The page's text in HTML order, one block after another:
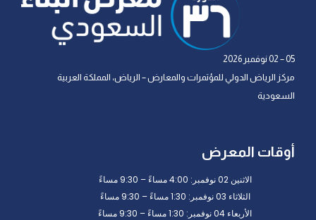
05 – 02 نوفمبر 2026
مركز الرياض الدولي للمؤتمرات والمعارض – الرياض، المملكة العربية
السعودية
أوقات المعرض
الاثنين 02 نوفمبر: 4:00 مساءً – 9:30 مساءً
الثلاثاء 03 نوفمبر: 1:30 مساءً – 9:30 مساءً
الأربعاء 04 نوفمبر: 1:30 مساءً – 9:30 مساءً